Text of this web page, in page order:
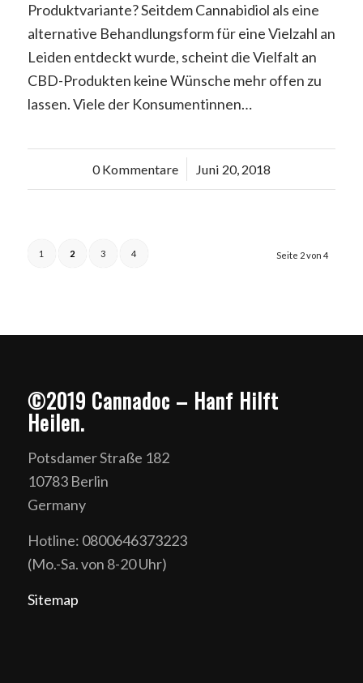
Produktvariante? Seitdem Cannabidiol als eine
alternative Behandlungsform für eine Vielzahl an
Leiden entdeckt wurde, scheint die Vielfalt an
CBD-Produkten keine Wünsche mehr offen zu
lassen. Viele der Konsumentinnen…
0 Kommentare
/ Juni 20, 2018
Seite 2 von 4
1 2 3 4
©2019 Cannadoc – Hanf Hilft
Heilen.
Potsdamer Straße 182
10783 Berlin
Germany
Hotline: 0800646373223
(Mo.-Sa. von 8-20 Uhr)
Sitemap